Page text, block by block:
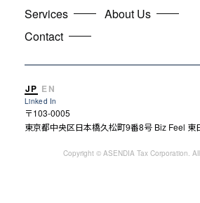
Services
About Us
Contact
JP EN
〒103-0005
東京都中央区日本橋久松町9番8号 Biz Feel 東
Copyright © ASENDIA Tax Corporation.
Linked In